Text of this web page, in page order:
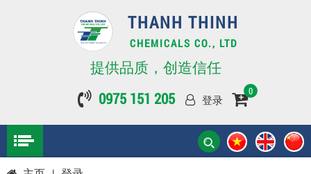
THANH THINH
CHEMICALS CO., LTD
提供品质，创造信任
0975 151 205
登录
0